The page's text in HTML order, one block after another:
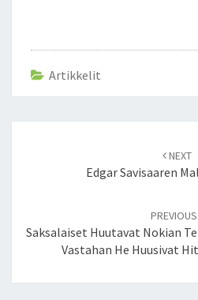
Artikkelit
navigation
NEXT
Edgar Savisaaren
PREVIOUS
Saksalaiset Huutavat Nokian
Vastahan He Huusivat